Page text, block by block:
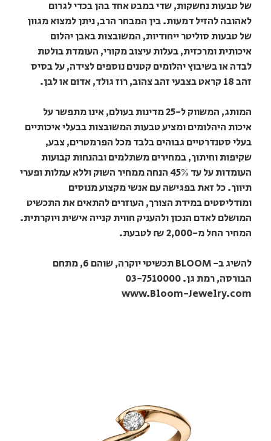
של טבעות נחשקות, שדי במבט אחד בהן בכדי לגרום
לאהובה להזיל דמעות. בין המבחר הרב, ניתן למצוא מגוון
של טבעות סוליטר ייחודיות, המשובצות באבן יהלום
איכותית ומרכזית, בעלות עיצוב מקורי, העומדת בולטת
לבדה או בשיבוץ יהלומים קטנים נוספים לצידה, על בסיס
זהב 18 קראט בצבעי זהב צהוב, רוז גולד, אדום או לבן.
המותג, המשווק ל-25 מדינות בעולם, אינו מתפשר על
איכות היהלומים ומציע טבעות המשובצות בבעלי איכותיים
בעלי סטנדרטיים גבוהים בלבד מכל הפרמטרים, צבע,
שקיפות וחיתוך, במחירים משתלמים ובהנחות קבועות
העומדות על עד 45% הנחה ממחיר השוק וללא עמלות ופערי
תיווך. כל זאת בפגישה עם אנשי מקצוע מנוסים
ומודליסטים במידת הצורך, העוזרים להתאים את התכשיט
המושלם לאדם הנכון ולהעניק חווית קנייה אישית ויוקרתית.
המחיר החל מ-2,000 ₪ לטבעת.
להשיג ב- BLOOM תכשיטי יוקרה, שוהם 6, מתחם
הבורסה, רמת גן. 03-7510000
www.Bloom-Jewelry.com